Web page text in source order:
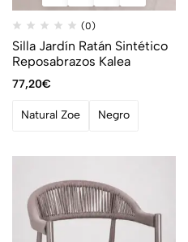
(0)
Silla Jardín Ratán Sintético
Reposabrazos Kalea
77,20€
Natural Zoe Negro